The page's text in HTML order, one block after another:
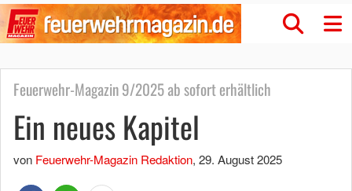
Feuerwehr-Magazin 9/2025 ab sofort erhältlich
Ein neues Kapitel
von Feuerwehr-Magazin Redaktion, 29. August 2025